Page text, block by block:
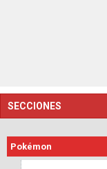
SECCIONES
Pokémon